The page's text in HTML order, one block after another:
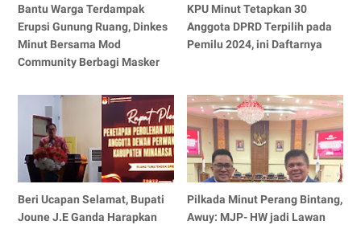
Bantu Warga Terdampak
Erupsi Gunung Ruang, Dinkes
Minut Bersama Mod
Community Berbagi Masker
KPU Minut Tetapkan 30
Anggota DPRD Terpilih pada
Pemilu 2024, ini Daftarnya
Beri Ucapan Selamat, Bupati
Joune J.E Ganda Harapkan
Pilkada Minut Perang Bintang,
Awuy: MJP- HW jadi Lawan